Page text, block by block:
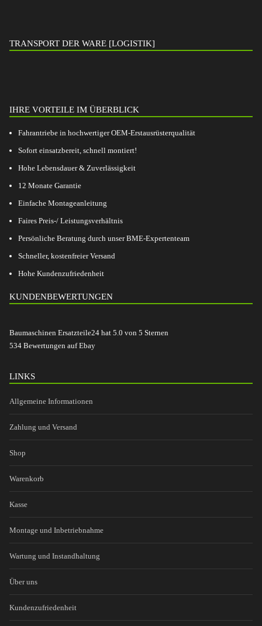
TRANSPORT DER WARE [LOGISTIK]
IHRE VORTEILE IM ÜBERBLICK
Fahrantriebe in hochwertiger OEM-Erstausrüsterqualität
Sofort einsatzbereit, schnell montiert!
Hohe Lebensdauer & Zuverlässigkeit
12 Monate Garantie
Einfache Montageanleitung
Faires Preis-/ Leistungsverhältnis
Persönliche Beratung durch unser BME-Expertenteam
Schneller, kostenfreier Versand
Hohe Kundenzufriedenheit
KUNDENBEWERTUNGEN
Baumaschinen Ersatzteile24 hat 5.0 von 5 Sternen
534 Bewertungen auf Ebay
LINKS
Allgemeine Informationen
Zahlung und Versand
Shop
Warenkorb
Kasse
Montage und Inbetriebnahme
Wartung und Instandhaltung
Über uns
Kundenzufriedenheit